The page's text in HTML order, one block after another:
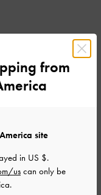
ましたか？
0
from
site
in US $.
uscan only be